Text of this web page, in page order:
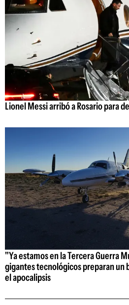
Lionel Messi arribó a Rosario para
"Ya estamos en la Tercera Guerra
gigantes tecnológicos preparan un
el apocalipsis